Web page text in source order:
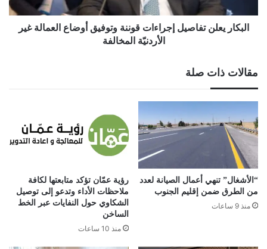
غير
الأردنيّةالبكار يعلن تفاصيل إجراءات قوننة وتوفيق أوضاع العمالة غير
الأردنيّة المخالفة
مقالات ذات صلة
“الأشغال” تنهي أعمال الصيانة لعدد
من الطرق ضمن إقليم الجنوب
منذ 9 ساعات
رؤية عمّان تؤكد متابعتها لكافة
ملاحظات الأداء وتدعو إلى توصيل
الشكاوي حول النفايات عبر الخط
الساخن
منذ 10 ساعات